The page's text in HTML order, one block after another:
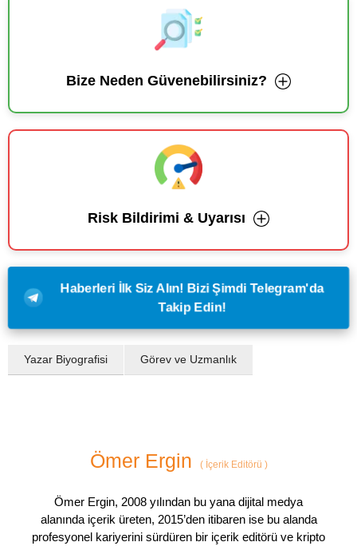
Bize Neden Güvenebilirsiniz?
Risk Bildirimi & Uyarısı
Haberleri İlk Siz Alın! Bizi Şimdi Telegram'da
Takip Edin!
Yazar Biyografisi Görev ve Uzmanlık
Ömer Ergin (İçerik Editörü )
Ömer Ergin, 2008 yılından bu yana dijital medya
alanında içerik üreten, 2015’den itibaren ise bu alanda
profesyonel kariyerini sürdüren bir içerik editörü ve kripto